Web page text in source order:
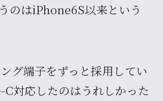
のはiPhone6S以来という
グ端子をずっと採用してい
対応したのはうれしかった